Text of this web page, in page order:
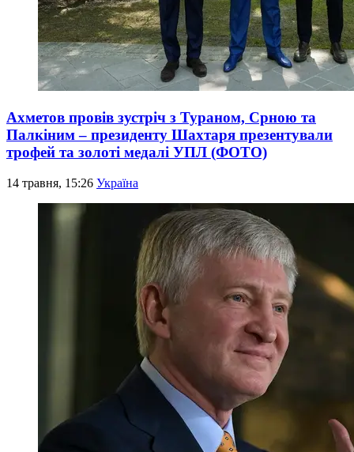
Ахметов провів зустріч з Тураном, Срною та
Палкіним – президенту Шахтаря презентували
трофей та золоті медалі УПЛ (ФОТО)
14 травня, 15:26 Україна